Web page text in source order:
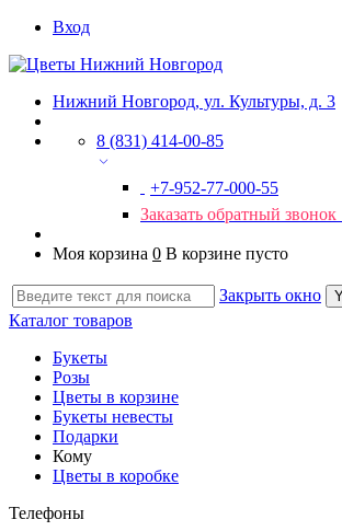
Вход
Нижний Новгород, ул. Культуры, д. 3
8 (831) 414-00-85
+7-952-77-000-55
Заказать обратный звонок
Моя корзина 0 В корзине пусто
Закрыть окно
Каталог товаров
Букеты
Розы
Цветы в корзине
Букеты невесты
Подарки
Кому
Цветы в коробке
Телефоны